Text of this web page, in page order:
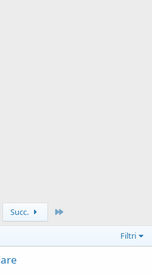
Succ.
Filtri